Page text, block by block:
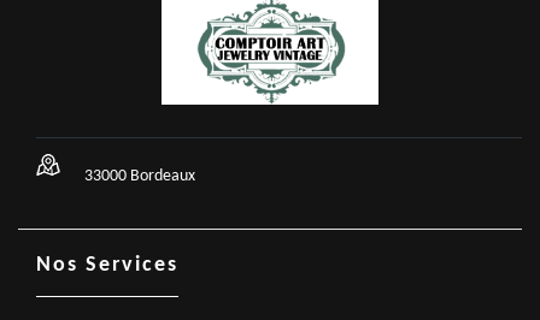
33000 Bordeaux
Nos Services